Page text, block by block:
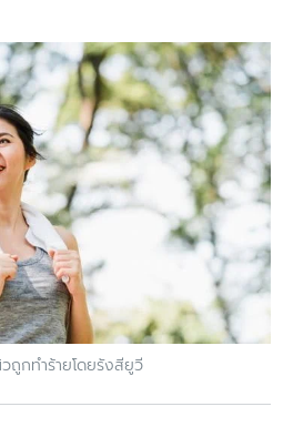
ถูกทำร้ายโดยรังสียูวี